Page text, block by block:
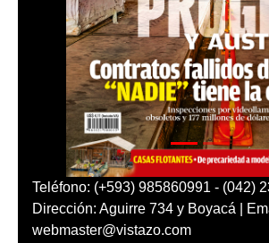
Teléfono: (+593) 985860991 - (042)
Dirección: Aguirre 734 y Boyacá |
webmaster@vistazo.com